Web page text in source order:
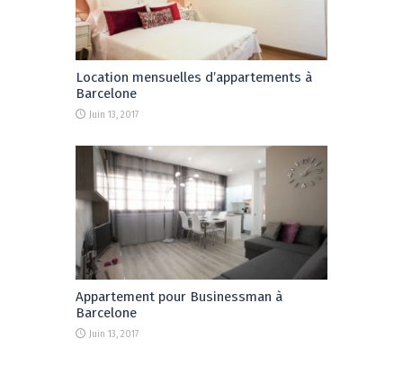
Location mensuelles d’appartements à
Barcelone
Juin 13, 2017
Appartement pour Businessman à
Barcelone
Juin 13, 2017